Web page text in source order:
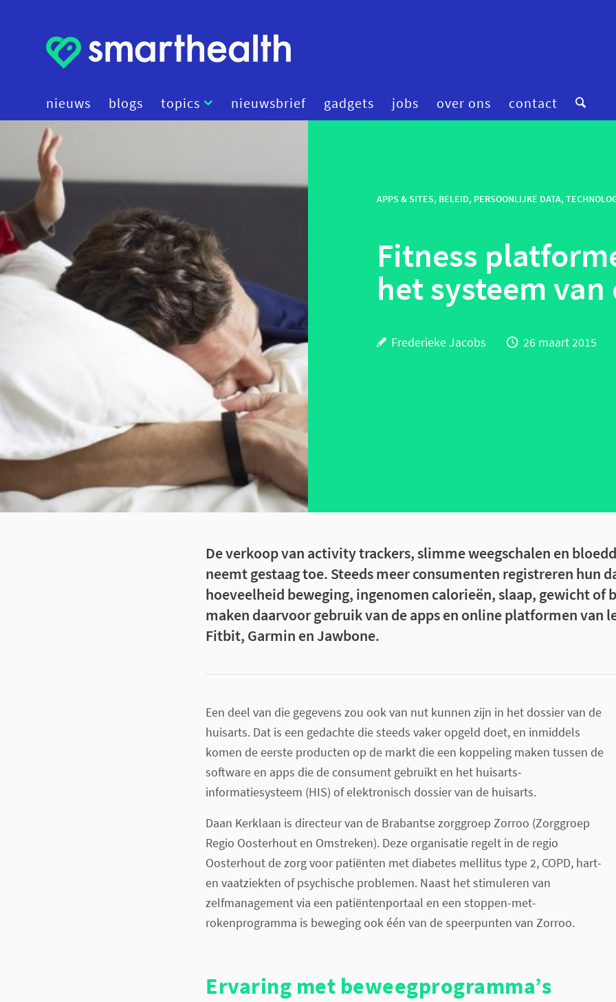
nieuws blogs topics
beleid
data
diagnostiek
digital therapeutics
financiering
mental health
onderzoek
robotica
smart hospitals
smart stuff
nieuwsbrief gadgets jobs over ons contact
APPS & SITES, BELEID, PERSOONLIJKE DATA,
Fitness
het systeem
Frederieke Jacobs 26 maart 2015
De verkoop van activity trackers, slimme weegschalen en
neemt gestaag toe. Steeds meer consumenten registreren hun
hoeveelheid beweging, ingenomen calorieën, slaap, gewicht of
maken daarvoor gebruik van de apps en online platformen van
Fitbit, Garmin en Jawbone.
Een deel van die gegevens zou ook van nut kunnen zijn in het dossier van de
huisarts. Dat is een gedachte die steeds vaker opgeld doet, en inmiddels
komen de eerste producten op de markt die een koppeling maken tussen de
software en apps die de consument gebruikt en het huisarts-
informatiesysteem (HIS) of elektronisch dossier van de huisarts.
Daan Kerklaan is directeur van de Brabantse zorggroep Zorroo (Zorggroep
Regio Oosterhout en Omstreken). Deze organisatie regelt in de regio
Oosterhout de zorg voor patiënten met diabetes mellitus type 2, COPD, hart-
en vaatziekten of psychische problemen. Naast het stimuleren van
zelfmanagement via een patiëntenportaal en een stoppen-met-
rokenprogramma is beweging ook één van de speerpunten van Zorroo.
Ervaring met beweegprogramma’s